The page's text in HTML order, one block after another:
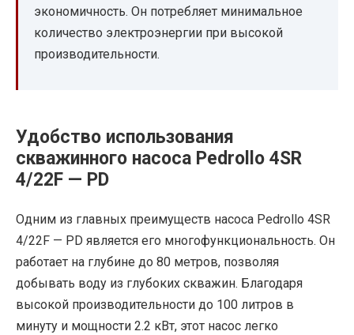
экономичность. Он потребляет минимальное
количество электроэнергии при высокой
производительности.
Удобство использования
скважинного насоса Pedrollo 4SR
4/22F — PD
Одним из главных преимуществ насоса Pedrollo 4SR
4/22F — PD является его многофункциональность. Он
работает на глубине до 80 метров, позволяя
добывать воду из глубоких скважин. Благодаря
высокой производительности до 100 литров в
минуту и мощности 2.2 кВт, этот насос легко